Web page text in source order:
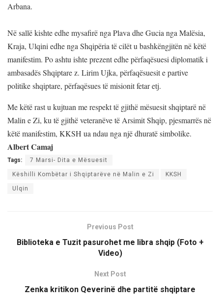
Arbana.
Në sallë kishte edhe mysafirë nga Plava dhe Gucia nga Malësia,
Kraja, Ulqini edhe nga Shqipëria të cilët u bashkëngjitën në këtë
manifestim. Po ashtu ishte prezent edhe përfaqësuesi diplomatik i
ambasadës Shqiptare z. Lirim Ujka, përfaqësuesit e partive
politike shqiptare, përfaqësues të misionit fetar etj.
Mekëtë rast u kujtuan me respekt të gjithë mësuesit shqiptarë në
Malin e Zi, ku të gjithë veteranëve të Arsimit Shqip, pjesmarrës në
këtë manifestim, KKSH ua ndau nga një dhuratë simbolike.
Albert Camaj
Tags: 7 Marsi- Dita e Mësuesit
Këshilli Kombëtar i Shqiptarëve në Malin e Zi KKSH
Ulqin
Previous Post
Biblioteka e Tuzit pasurohet me libra shqip (Foto +
Video)
Next Post
Zenka kritikon Qeverinë dhe partitë shqiptare